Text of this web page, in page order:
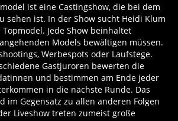
ist eine Castingshow, die bei dem
sehen ist. In der Show sucht Heidi Klum
Jede Show beinhaltet
Models bewältigen müssen.
Werbespots oder Laufstege.
Gastjuroren bewerten die
und bestimmen am Ende jeder
in die nächste Runde. Das
im Gegensatz zu allen anderen Folgen
Liveshow treten zumeist große